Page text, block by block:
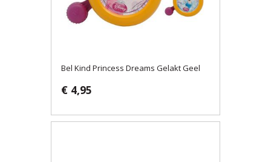
Bel Kind Princess Dreams Gelakt Geel
€ 4,95